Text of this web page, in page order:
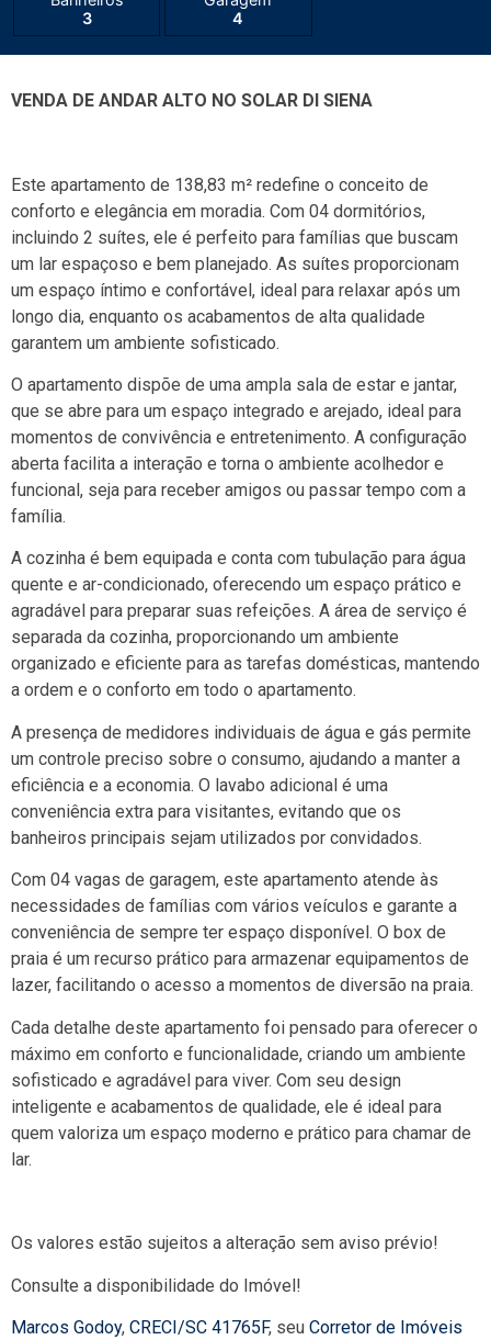
3
4
VENDA DE ANDAR ALTO NO SOLAR DI SIENA
Este apartamento de 138,83 m² redefine o conceito de
conforto e elegância em moradia. Com 04 dormitórios,
incluindo 2 suítes, ele é perfeito para famílias que buscam
um lar espaçoso e bem planejado. As suítes proporcionam
um espaço íntimo e confortável, ideal para relaxar após um
longo dia, enquanto os acabamentos de alta qualidade
garantem um ambiente sofisticado.
O apartamento dispõe de uma ampla sala de estar e jantar,
que se abre para um espaço integrado e arejado, ideal para
momentos de convivência e entretenimento. A configuração
aberta facilita a interação e torna o ambiente acolhedor e
funcional, seja para receber amigos ou passar tempo com a
família.
A cozinha é bem equipada e conta com tubulação para água
quente e ar-condicionado, oferecendo um espaço prático e
agradável para preparar suas refeições. A área de serviço é
separada da cozinha, proporcionando um ambiente
organizado e eficiente para as tarefas domésticas, mantendo
a ordem e o conforto em todo o apartamento.
A presença de medidores individuais de água e gás permite
um controle preciso sobre o consumo, ajudando a manter a
eficiência e a economia. O lavabo adicional é uma
conveniência extra para visitantes, evitando que os
banheiros principais sejam utilizados por convidados.
Com 04 vagas de garagem, este apartamento atende às
necessidades de famílias com vários veículos e garante a
conveniência de sempre ter espaço disponível. O box de
praia é um recurso prático para armazenar equipamentos de
lazer, facilitando o acesso a momentos de diversão na praia.
Cada detalhe deste apartamento foi pensado para oferecer o
máximo em conforto e funcionalidade, criando um ambiente
sofisticado e agradável para viver. Com seu design
inteligente e acabamentos de qualidade, ele é ideal para
quem valoriza um espaço moderno e prático para chamar de
lar.
Os valores estão sujeitos a alteração sem aviso prévio!
Consulte a disponibilidade do Imóvel!
Marcos Godoy, CRECI/SC 41765F, seu Corretor de Imóveis